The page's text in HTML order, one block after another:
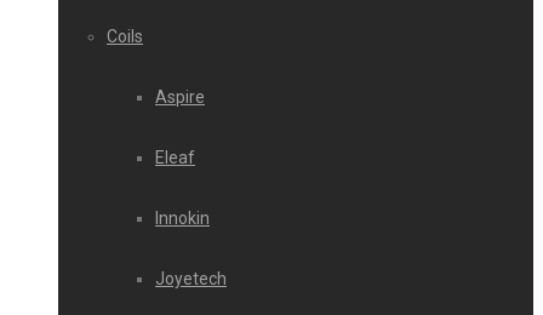
Coils
Aspire
Eleaf
Innokin
Joyetech